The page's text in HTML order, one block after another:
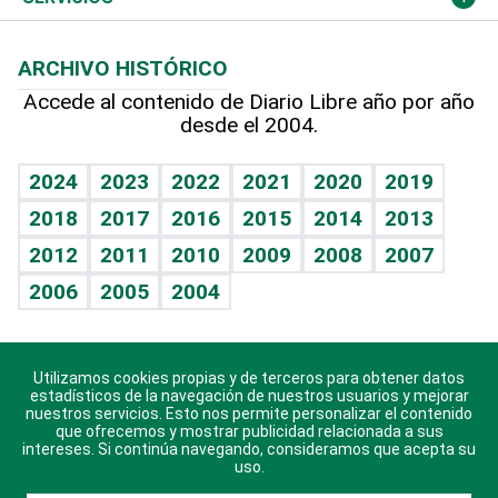
Hablando con el pediatra
Vida y familia
Eñe
Celebrando la vida
Sin complejos
En pocas palabras
Escuchando al corazón
Economía Personal
Línea de hit
TBT Deportivo
Hecho en casa
Guía del dinero
Cumpleaños
Horóscopos
Juegos
ARCHIVO HISTÓRICO
Accede al contenido de Diario Libre año por año
desde el 2004.
2024 2023 2022 2021 2020
2019
2018
2017 2016 2015 2014
2013
2012
2011 2010 2009 2008
2007
2006
2005 2004
Descarga nuestras aplicaciones para Android, iOS y
sistema Huawei.
Utilizamos cookies propias y de terceros para obtener datos
estadísticos de la navegación de nuestros usuarios y mejorar
nuestros servicios. Esto nos permite personalizar el contenido
que ofrecemos y mostrar publicidad relacionada a sus
intereses. Si continúa navegando, consideramos que acepta su
uso.